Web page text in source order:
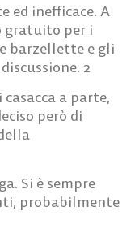
ed inefficace. A
gratuito per i
barzellette e gli
2
casacca a parte,
però di
Si è sempre
probabilmente